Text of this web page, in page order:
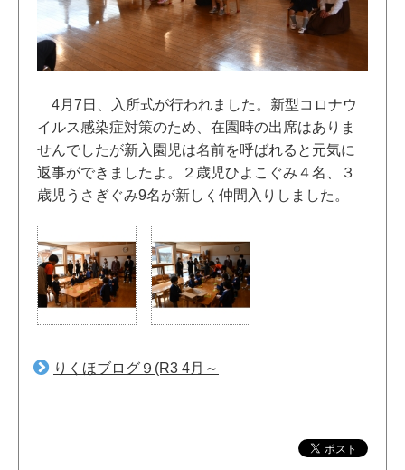
4月7日、入所式が行われました。新型コロナウ
イルス感染症対策のため、在園時の出席はありま
せんでしたが新入園児は名前を呼ばれると元気に
返事ができましたよ。２歳児ひよこぐみ４名、３
歳児うさぎぐみ9名が新しく仲間入りしました。
りくほブログ９(R3 4月～